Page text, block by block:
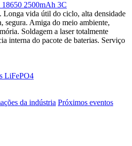
2500mAh 3C
Longa vida útil do ciclo, alta densidade
segura. Amiga do meio ambiente,
Soldagem a laser totalmente
interna do pacote de baterias. Serviço
LiFePO4
da indústria Próximos eventos